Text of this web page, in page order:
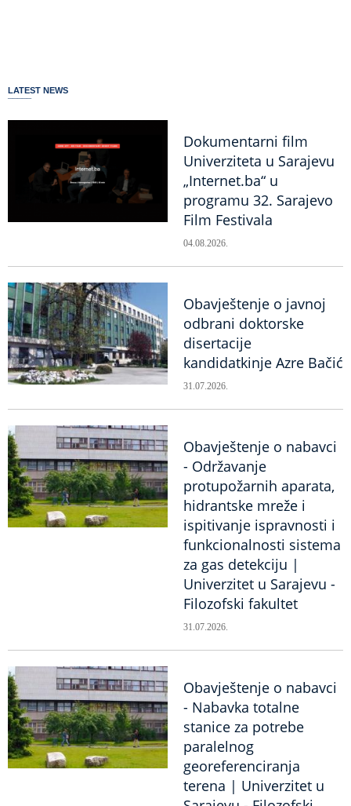
LATEST NEWS
Dokumentarni film
Univerziteta u Sarajevu
„Internet.ba“ u
programu 32. Sarajevo
Film Festivala
04.08.2026.
Obavještenje o javnoj
odbrani doktorske
disertacije
kandidatkinje Azre Bačić
31.07.2026.
Obavještenje o nabavci
- Održavanje
protupožarnih aparata,
hidrantske mreže i
ispitivanje ispravnosti i
funkcionalnosti sistema
za gas detekciju |
Univerzitet u Sarajevu -
Filozofski fakultet
31.07.2026.
Obavještenje o nabavci
- Nabavka totalne
stanice za potrebe
paralelnog
georeferenciranja
terena | Univerzitet u